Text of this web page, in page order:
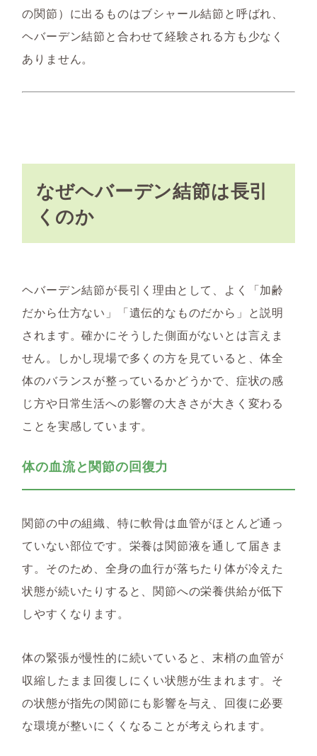
の関節）に出るものはブシャール結節と呼ばれ、
ヘバーデン結節と合わせて経験される方も少なく
ありません。
なぜヘバーデン結節は長引
くのか
ヘバーデン結節が長引く理由として、よく「加齢
だから仕方ない」「遺伝的なものだから」と説明
されます。確かにそうした側面がないとは言えま
せん。しかし現場で多くの方を見ていると、体全
体のバランスが整っているかどうかで、症状の感
じ方や日常生活への影響の大きさが大きく変わる
ことを実感しています。
体の血流と関節の回復力
関節の中の組織、特に軟骨は血管がほとんど通っ
ていない部位です。栄養は関節液を通して届きま
す。そのため、全身の血行が落ちたり体が冷えた
状態が続いたりすると、関節への栄養供給が低下
しやすくなります。
体の緊張が慢性的に続いていると、末梢の血管が
収縮したまま回復しにくい状態が生まれます。そ
の状態が指先の関節にも影響を与え、回復に必要
な環境が整いにくくなることが考えられます。